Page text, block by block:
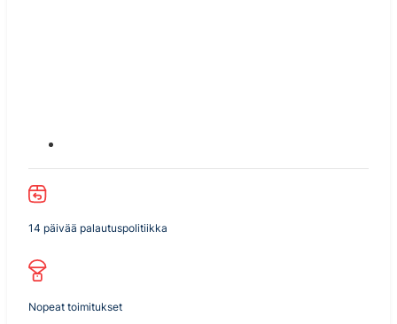
14 päivää palautuspolitiikka
Nopeat toimitukset